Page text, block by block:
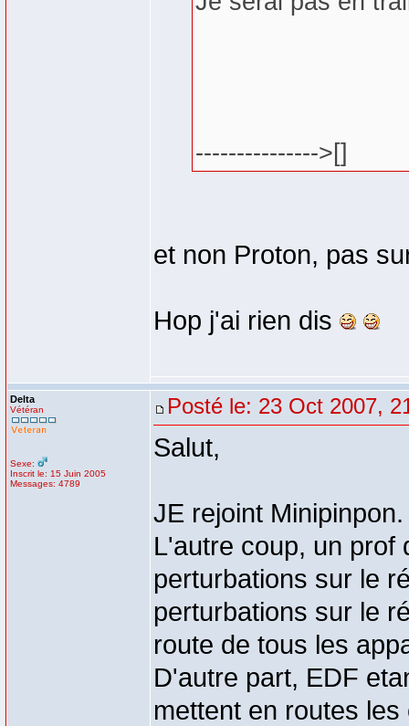
--------------->[]
et non Proton, pas
Hop j'ai rien dis
Delta
Vétéran
Sexe:
Inscrit le: 15 Juin 2005
Messages: 4789
Posté le: 23 Oct 2007,
Salut,
JE rejoint Minipinpon.
L'autre coup, un prof
perturbations sur le
perturbations sur le
route de tous les
D'autre part, EDF
mettent en routes